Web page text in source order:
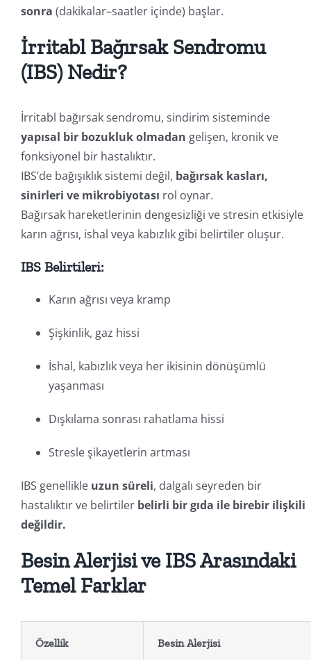
sonra (dakikalar–saatler içinde) başlar.
İrritabl Bağırsak Sendromu
(IBS) Nedir?
İrritabl bağırsak sendromu, sindirim sisteminde
yapısal bir bozukluk olmadan gelişen, kronik ve
fonksiyonel bir hastalıktır.
IBS’de bağışıklık sistemi değil, bağırsak kasları,
sinirleri ve mikrobiyotası rol oynar.
Bağırsak hareketlerinin dengesizliği ve stresin etkisiyle
karın ağrısı, ishal veya kabızlık gibi belirtiler oluşur.
IBS Belirtileri:
Karın ağrısı veya kramp
Şişkinlik, gaz hissi
İshal, kabızlık veya her ikisinin dönüşümlü
yaşanması
Dışkılama sonrası rahatlama hissi
Stresle şikayetlerin artması
IBS genellikle uzun süreli, dalgalı seyreden bir
hastalıktır ve belirtiler belirli bir gıda ile birebir ilişkili
değildir.
Besin Alerjisi ve IBS Arasındaki
Temel Farklar
Özellik Besin Alerjisi